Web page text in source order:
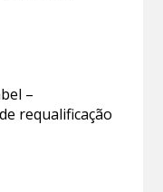
–
requalificação